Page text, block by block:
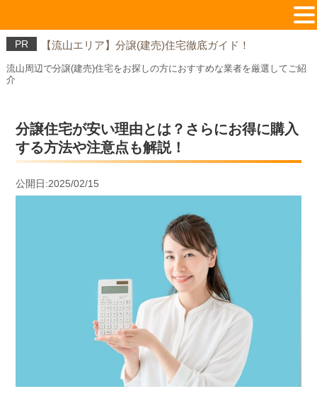
PR 【流山エリア】分譲(建売)住宅徹底ガイド！
流山周辺で分譲(建売)住宅をお探しの方におすすめな業者を厳選してご紹
介
分譲住宅が安い理由とは？さらにお得に購入
する方法や注意点も解説！
公開日:2025/02/15